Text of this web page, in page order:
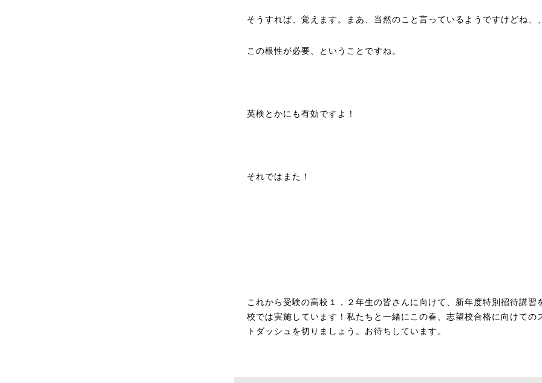
そうすれば、覚えます。まあ、当然のこと言っているようですけどね、
この根性が必要、ということですね。
英検とかにも有効ですよ！
それではまた！
これから受験の高校１，２年生の皆さんに向けて、新年度特別招待講習
校では実施しています！私たちと一緒にこの春、志望校合格に向けての
トダッシュを切りましょう。お待ちしています。